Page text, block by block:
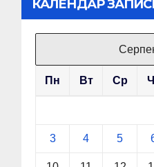
КАЛЕНДАР
Пн Вт Ср
3 4 5